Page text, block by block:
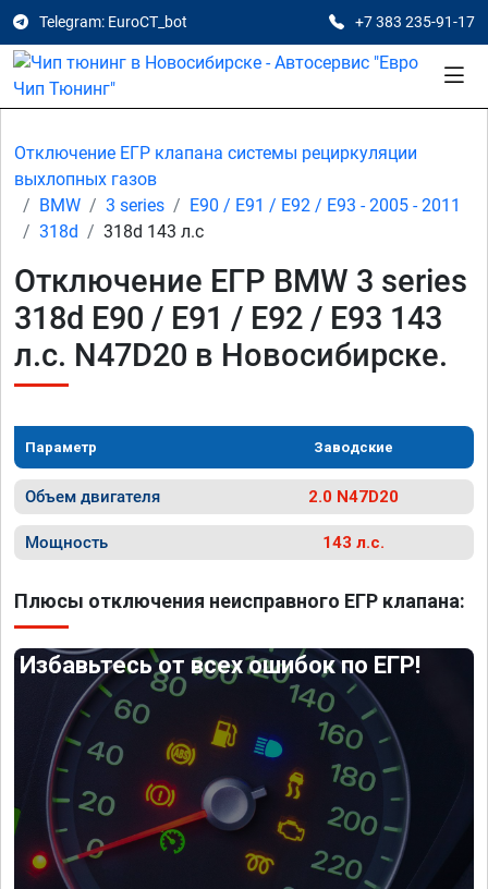
Telegram: EuroCT_bot +7 383 235-91-17
Отключение ЕГР клапана системы рециркуляции
выхлопных газов
BMW
3 series
E90 / E91 / E92 / E93 - 2005 - 2011
318d
318d 143 л.с
Отключение ЕГР BMW 3 series
318d E90 / E91 / E92 / E93 143
л.с. N47D20 в Новосибирске.
Параметр Заводские
Объем двигателя 2.0 N47D20
Мощность 143 л.с.
Плюсы отключения неисправного ЕГР клапана:
Избавьтесь от всех ошибок по ЕГР!